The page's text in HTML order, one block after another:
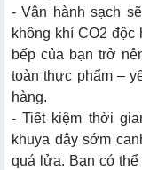
- Vận hành sạch
không khí CO2 độc
bếp của bạn trở
toàn thực phẩm –
hàng.
- Tiết kiệm thời
khuya dậy sớm
quá lửa. Bạn có